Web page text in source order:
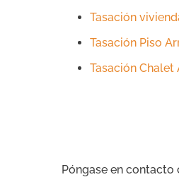
Tasación
Tasación Piso
Tasación
Póngase en